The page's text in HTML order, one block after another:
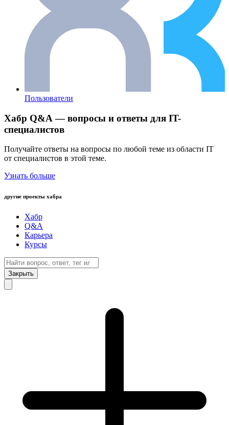
Пользователи
Хабр Q&A — вопросы и ответы для IT-
специалистов
Получайте ответы на вопросы по любой теме из области IT
от специалистов в этой теме.
Узнать больше
другие проекты хабра
Хабр
Q&A
Карьера
Курсы
Закрыть